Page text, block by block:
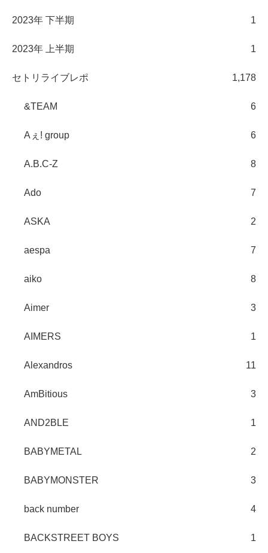
2023年 下半期 1
2023年 上半期 1
セトリライブレポ 1,178
&TEAM 6
Aぇ! group 6
A.B.C-Z 8
Ado 7
ASKA 2
aespa 7
aiko 8
Aimer 3
AIMERS 1
Alexandros 11
AmBitious 3
AND2BLE 1
BABYMETAL 2
BABYMONSTER 3
back number 4
BACKSTREET BOYS 1